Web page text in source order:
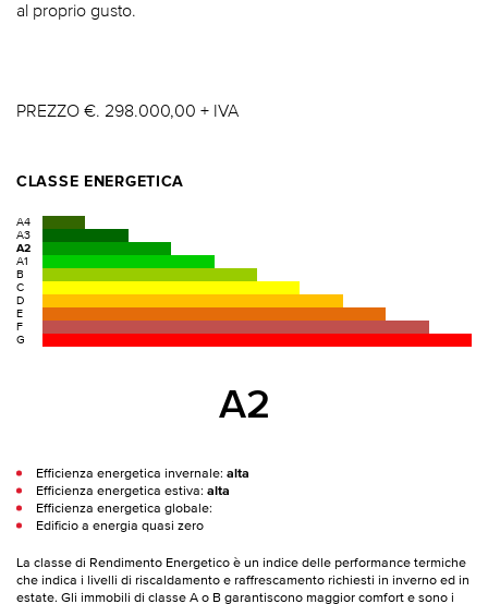
al proprio gusto.
PREZZO €. 298.000,00 + IVA
CLASSE ENERGETICA
A4
A3
A2
A1
B
C
D
E
F
G
A2
Efficienza energetica invernale: alta
Efficienza energetica estiva: alta
Efficienza energetica globale:
Edificio a energia quasi zero
La classe di Rendimento Energetico è un indice delle performance termiche
che indica i livelli di riscaldamento e raffrescamento richiesti in inverno ed in
estate. Gli immobili di classe A o B garantiscono maggior comfort e sono i